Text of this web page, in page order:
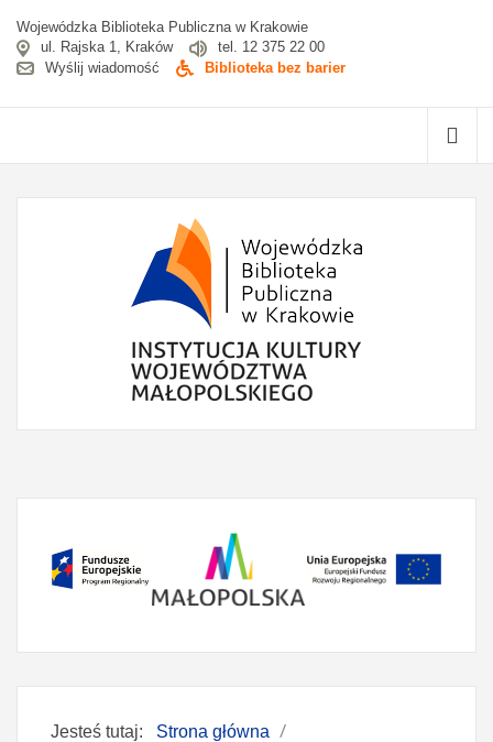
Wojewódzka Biblioteka Publiczna w Krakowie
ul. Rajska 1, Kraków
tel. 12 375 22 00
Wyślij wiadomość
Biblioteka bez barier
Jesteś tutaj:
Strona główna